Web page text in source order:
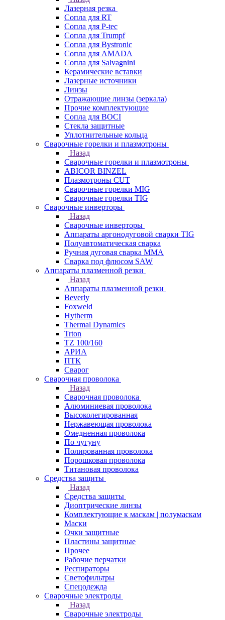
Лазерная резка
Сопла для RT
Сопла для P-tec
Сопла для Trumpf
Сопла для Bystronic
Сопла для AMADA
Сопла для Salvagnini
Керамические вставки
Лазерные источники
Линзы
Отражающие линзы (зеркала)
Прочие комплектующие
Сопла для BOCI
Стекла защитные
Уплотнительные кольца
Сварочные горелки и плазмотроны
Назад
Сварочные горелки и плазмотроны
ABICOR BINZEL
Плазмотроны CUT
Сварочные горелки MIG
Сварочные горелки TIG
Сварочные инверторы
Назад
Сварочные инверторы
Аппараты аргонодуговой сварки TIG
Полуавтоматическая сварка
Ручная дуговая сварка MMA
Сварка под флюсом SAW
Аппараты плазменной резки
Назад
Аппараты плазменной резки
Beverly
Foxweld
Hytherm
Thermal Dynamics
Trton
TZ 100/160
АРИА
ПТК
Сварог
Сварочная проволока
Назад
Сварочная проволока
Алюминиевая проволока
Высоколегированная
Нержавеющая проволока
Омедненная проволока
По чугуну
Полированная проволока
Порошковая проволока
Титановая проволока
Средства защиты
Назад
Средства защиты
Диоптрические линзы
Комплектующие к маскам | полумаскам
Маски
Очки защитные
Пластины защитные
Прочее
Рабочие перчатки
Респираторы
Светофильтры
Спецодежда
Сварочные электроды
Назад
Сварочные электроды